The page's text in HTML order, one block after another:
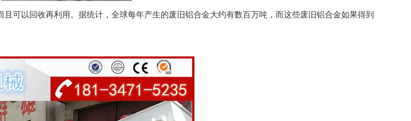
可以回收再利用。据统计，全球每年产生的废旧铝合金大约有数百万吨，而这些废旧铝合金如果得到